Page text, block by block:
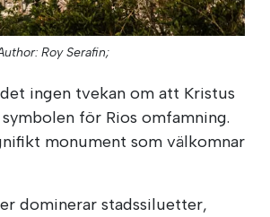
Roy Serafin;
ingen tvekan om att Kristus
för Rios omfamning.
monument som välkomnar
dominerar stadssiluetter,